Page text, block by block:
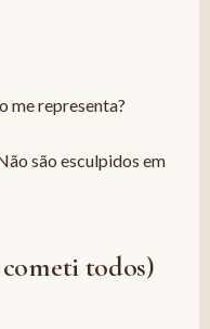
me representa?
são esculpidos em
todos)